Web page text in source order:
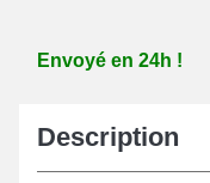
Envoyé en 24h !
Description